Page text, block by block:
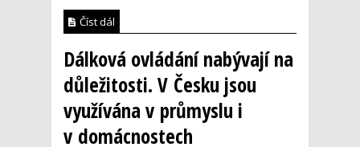
Číst dál
Dálková ovládání nabývají na
důležitosti. V Česku jsou
využívána v průmyslu i
v domácnostech